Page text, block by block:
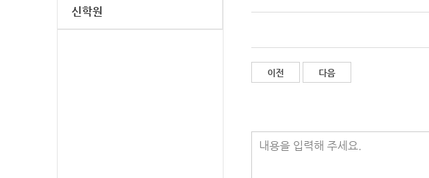
신학원
이전 다음
내용을 입력해 주세요.